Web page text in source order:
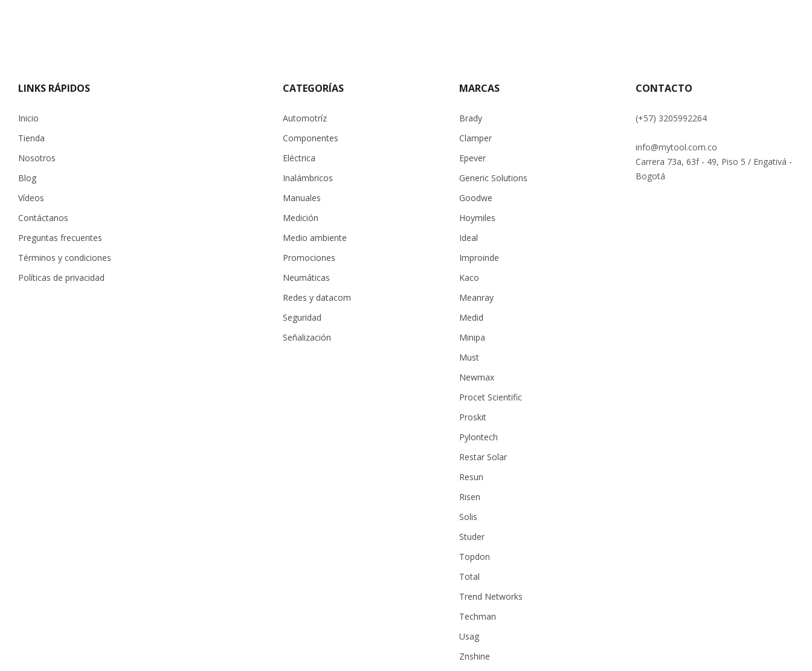
LINKS RÁPIDOS
Inicio
Tienda
Nosotros
Blog
Vídeos
Contáctanos
Preguntas frecuentes
Términos y condiciones
Políticas de privacidad
CATEGORÍAS
Automotríz
Componentes
Eléctrica
Inalámbricos
Manuales
Medición
Medio ambiente
Promociones
Neumáticas
Redes y datacom
Seguridad
Señalización
MARCAS
Brady
Clamper
Epever
Generic Solutions
Goodwe
Hoymiles
Ideal
Improinde
Kaco
Meanray
Medid
Minipa
Must
Newmax
Procet Scientific
Proskit
Pylontech
Restar Solar
Resun
Risen
Solis
Studer
Topdon
Total
Trend Networks
Techman
Usag
Znshine
CONTACTO
(+57) 3205992264
info@mytool.com.co
Carrera 73a, 63f - 49, Piso 5 / Engativá -
Bogotá